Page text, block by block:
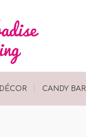
DÉCOR CANDY BAR